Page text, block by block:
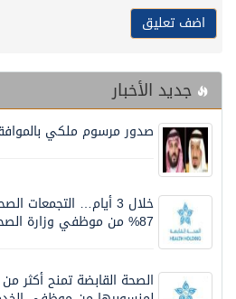
جديد الأخبار
صدور مرسوم ملكي
خلال 3 أيام…
87% من موظفي وزارة الصحة لعروض الانتقال
الصحة القابضة تمنح أكثر